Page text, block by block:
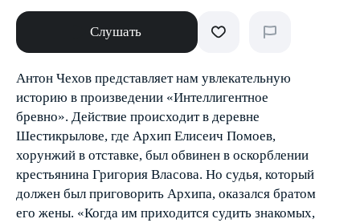
Слушать
Антон Чехов представляет нам увлекательную
историю в произведении «Интеллигентное
бревно». Действие происходит в деревне
Шестикрылове, где Архип Елисеич Помоев,
хорунжий в отставке, был обвинен в оскорблении
крестьянина Григория Власова. Но судья, который
должен был приговорить Архипа, оказался братом
его жены. «Когда им приходится судить знакомых,